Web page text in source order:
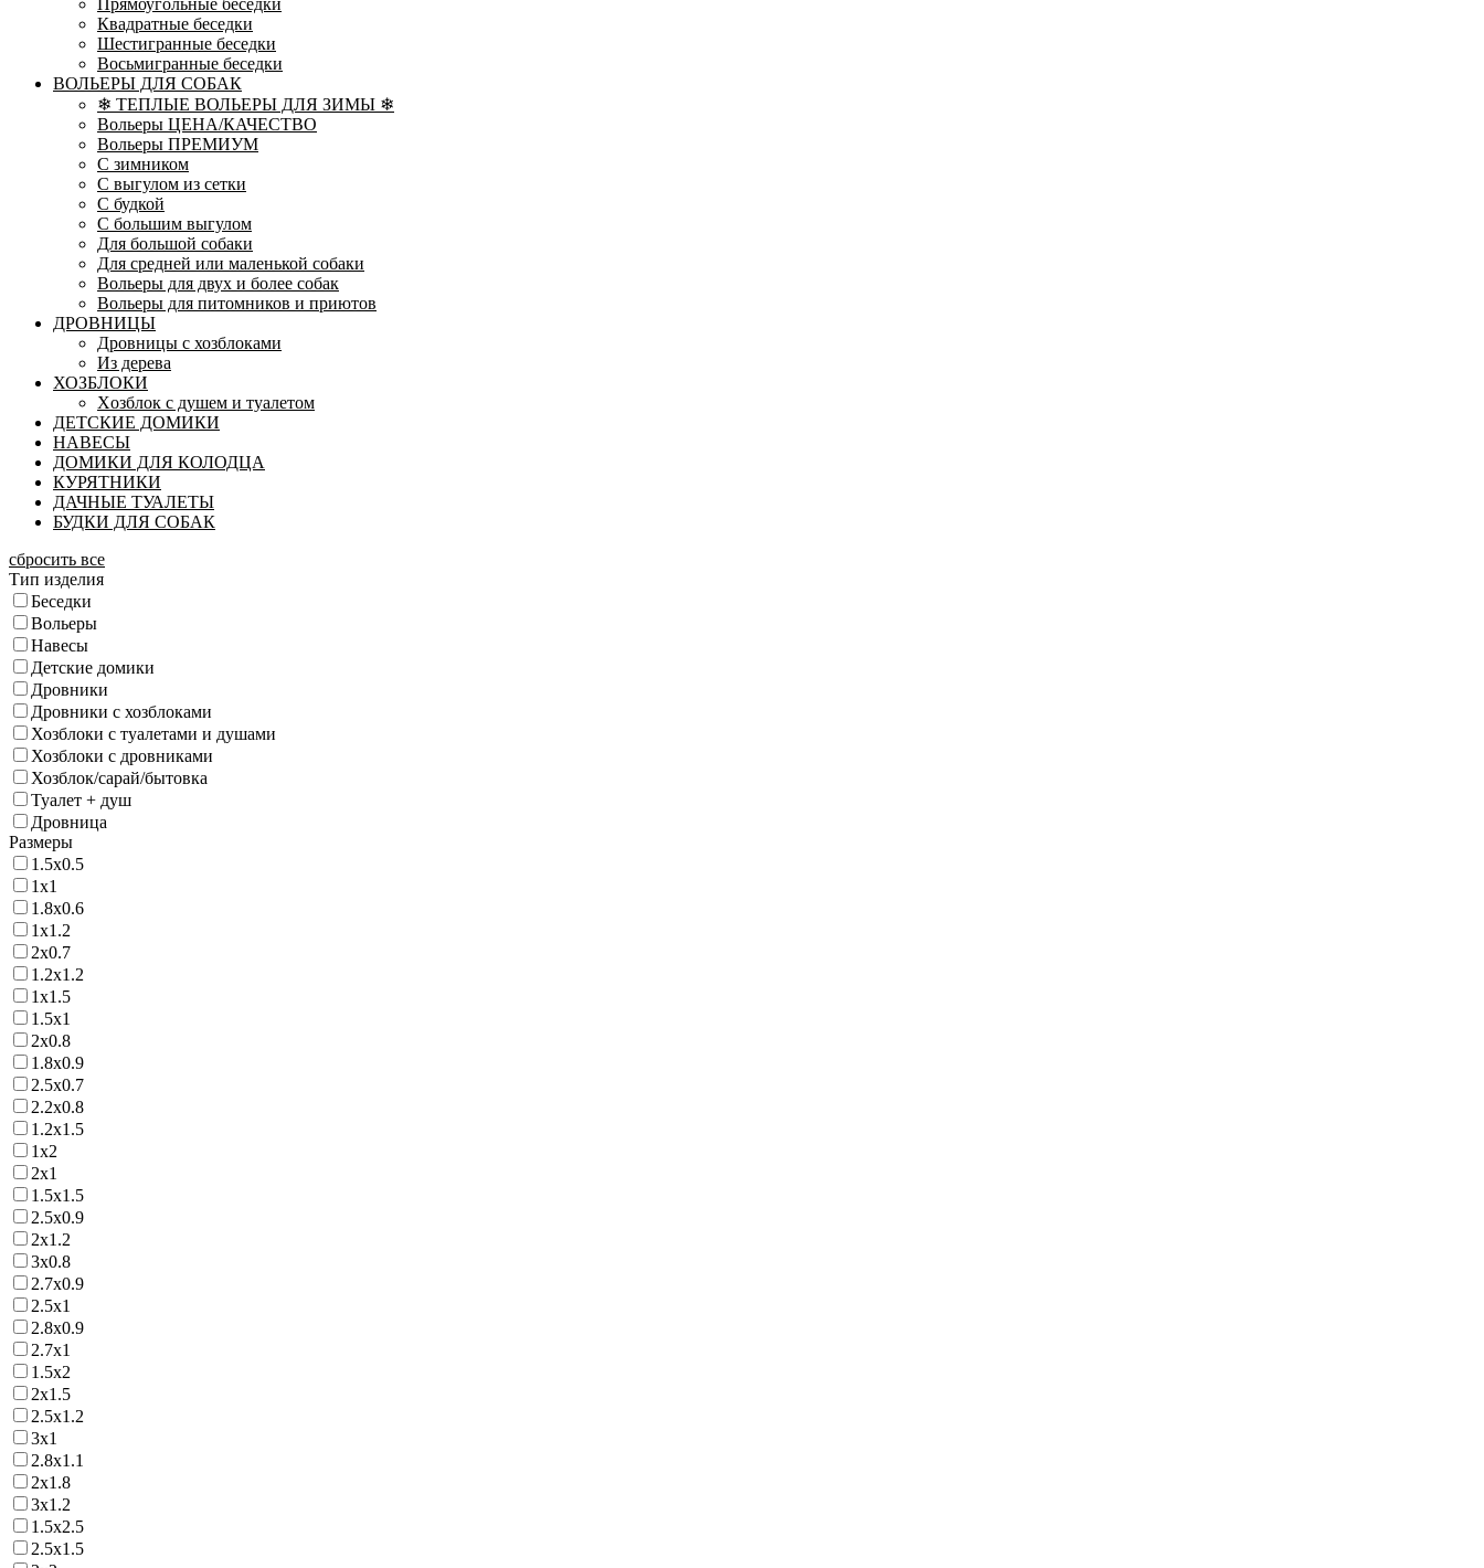
Прямоугольные беседки
Квадратные беседки
Шестигранные беседки
Восьмигранные беседки
ВОЛЬЕРЫ ДЛЯ СОБАК
❄ ТЕПЛЫЕ ВОЛЬЕРЫ ДЛЯ ЗИМЫ ❄
Вольеры ЦЕНА/КАЧЕСТВО
Вольеры ПРЕМИУМ
С зимником
С выгулом из сетки
С будкой
С большим выгулом
Для большой собаки
Для средней или маленькой собаки
Вольеры для двух и более собак
Вольеры для питомников и приютов
ДРОВНИЦЫ
Дровницы с хозблоками
Из дерева
ХОЗБЛОКИ
Xозблок с душем и туалетом
ДЕТСКИЕ ДОМИКИ
НАВЕСЫ
ДОМИКИ ДЛЯ КОЛОДЦА
КУРЯТНИКИ
ДАЧНЫЕ ТУАЛЕТЫ
БУДКИ ДЛЯ СОБАК
сбросить все
Тип изделия
Беседки
Вольеры
Навесы
Детские домики
Дровники
Дровники с хозблоками
Хозблоки с туалетами и душами
Хозблоки с дровниками
Хозблок/сарай/бытовка
Туалет + душ
Дровница
Размеры
1.5х0.5
1х1
1.8х0.6
1х1.2
2х0.7
1.2х1.2
1х1.5
1.5х1
2х0.8
1.8х0.9
2.5х0.7
2.2х0.8
1.2х1.5
1х2
2х1
1.5х1.5
2.5х0.9
2х1.2
3х0.8
2.7х0.9
2.5х1
2.8х0.9
2.7х1
1.5х2
2х1.5
2.5х1.2
3х1
2.8х1.1
2х1.8
3х1.2
1.5х2.5
2.5х1.5